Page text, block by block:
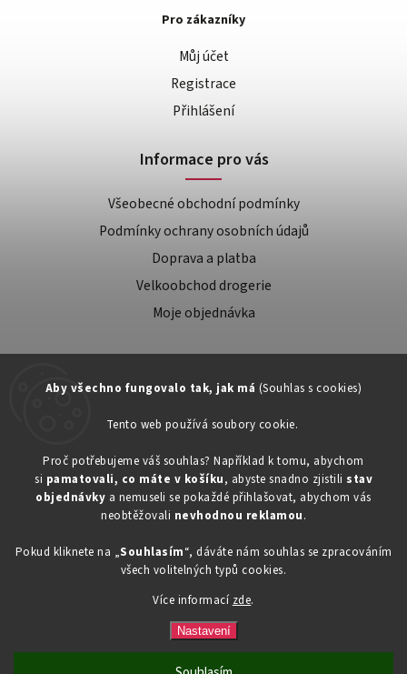
Aby všechno fungovalo tak, jak má (Souhlas s cookies)
Tento web používá soubory cookie.
Proč potřebujeme váš souhlas? Například k tomu, abychom
si pamatovali, co máte v košíku, abyste snadno zjistili stav
objednávky a nemuseli se pokaždé přihlašovat, abychom vás
neobtěžovali nevhodnou reklamou.
Pokud kliknete na „Souhlasím“, dáváte nám souhlas se zpracováním
všech volitelných typů cookies.
Více informací zde.
Nastavení
734603917
eshop@toner-rl.cz
Pro zákazníky
Můj účet
Registrace
Přihlášení
Informace pro vás
Všeobecné obchodní podmínky
Podmínky ochrany osobních údajů
Doprava a platba
Velkoobchod drogerie
Moje objednávka
Copyright 2026Drogerka24.cz. Všechna práva vyhrazena.
VytvořilShoptet| Design